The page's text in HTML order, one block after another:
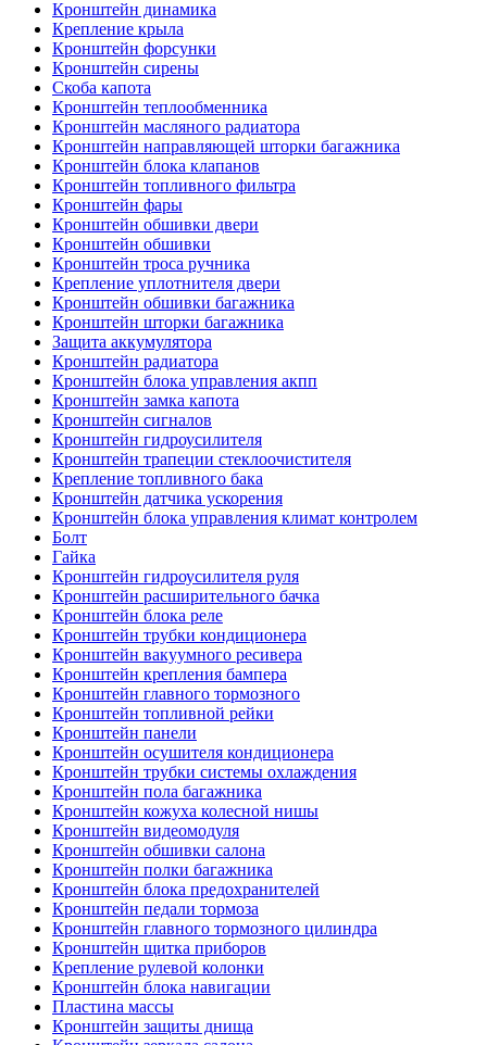
Кронштейн динамика
Крепление крыла
Кронштейн форсунки
Кронштейн сирены
Скоба капота
Кронштейн теплообменника
Кронштейн масляного радиатора
Кронштейн направляющей шторки багажника
Кронштейн блока клапанов
Кронштейн топливного фильтра
Кронштейн фары
Кронштейн обшивки двери
Кронштейн обшивки
Кронштейн троса ручника
Крепление уплотнителя двери
Кронштейн обшивки багажника
Кронштейн шторки багажника
Защита аккумулятора
Кронштейн радиатора
Кронштейн блока управления акпп
Кронштейн замка капота
Кронштейн сигналов
Кронштейн гидроусилителя
Кронштейн трапеции стеклоочистителя
Крепление топливного бака
Кронштейн датчика ускорения
Кронштейн блока управления климат контролем
Болт
Гайка
Кронштейн гидроусилителя руля
Кронштейн расширительного бачка
Кронштейн блока реле
Кронштейн трубки кондиционера
Кронштейн вакуумного ресивера
Кронштейн крепления бампера
Кронштейн главного тормозного
Кронштейн топливной рейки
Кронштейн панели
Кронштейн осушителя кондиционера
Кронштейн трубки системы охлаждения
Кронштейн пола багажника
Кронштейн кожуха колесной нишы
Кронштейн видеомодуля
Кронштейн обшивки салона
Кронштейн полки багажника
Кронштейн блока предохранителей
Кронштейн педали тормоза
Кронштейн главного тормозного цилиндра
Кронштейн щитка приборов
Крепление рулевой колонки
Кронштейн блока навигации
Пластина массы
Кронштейн защиты днища